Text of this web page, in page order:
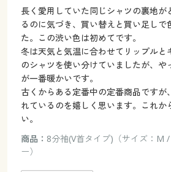
長く愛用していた同じシャツの裏地が
るのに気づき、買い替えと買い足しで
た。この渋い色は初めてです。
冬は天気と気温に合わせてリップルと
のシャツを使い分けていましたが、や
が一番暖かいです。
古くからある定番中の定番商品ですが
れているのを嬉しく思います。これか
い。
商品： 8分袖(V首タイプ)（サイズ：M
ー）